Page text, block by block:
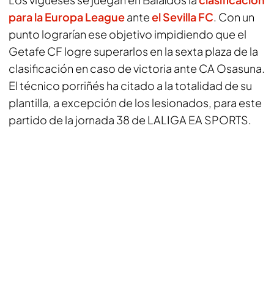
para la Europa Leagueanteel Sevilla FC. Con un
punto lograrían ese objetivo impidiendo que el
Getafe CF logre superarlos en la sexta plaza de la
clasificación en caso de victoria ante CA Osasuna.
El técnico porriñés ha citado a la totalidad de su
plantilla, a excepción de los lesionados, para este
partido de la jornada 38 de LALIGA EA SPORTS.